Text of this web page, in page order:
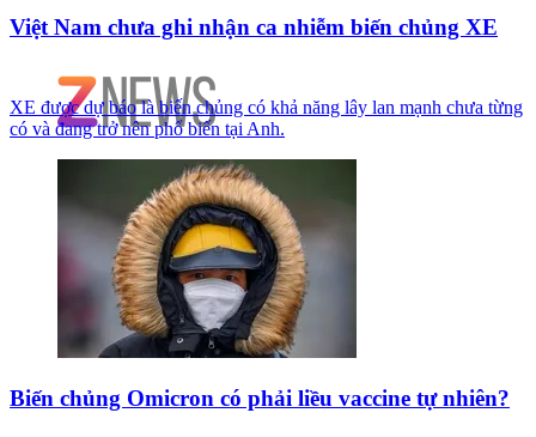
Việt Nam chưa ghi nhận ca nhiễm biến chủng XE
XE được dự báo là biến chủng có khả năng lây lan mạnh chưa từng
có và đang trở nên phổ biến tại Anh.
Biến chủng Omicron có phải liều vaccine tự nhiên?